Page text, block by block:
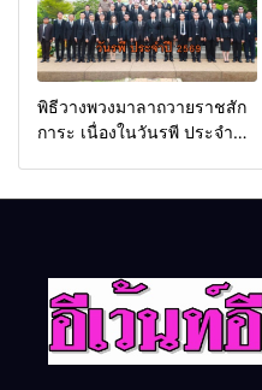
พิธีวางพวงมาลาถวายราชสัก
การะ เนื่องในวันรพี ประจำปี